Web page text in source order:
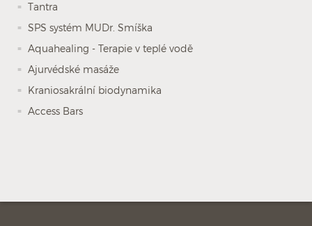
Tantra
SPS systém MUDr. Smíška
Aquahealing - Terapie v teplé vodě
Ajurvédské masáže
Kraniosakrální biodynamika
Access Bars